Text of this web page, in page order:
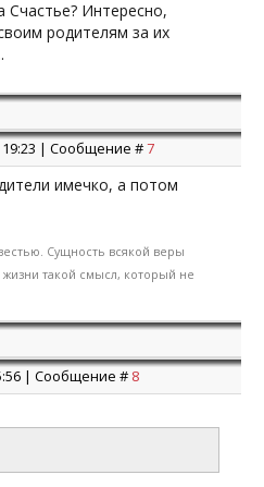
Счастье? Интересно,
родителям за их
19:23 | Сообщение #7
имечко, а потом
Сущность всякой веры
такой смысл, который не
| Сообщение # 8